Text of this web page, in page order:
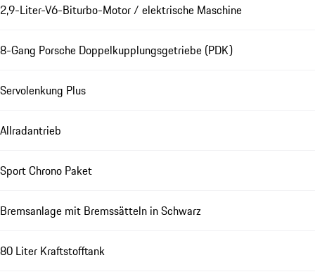
2,9-Liter-V6-Biturbo-Motor / elektrische Maschine
8-Gang Porsche Doppelkupplungsgetriebe (PDK)
Servolenkung Plus
Allradantrieb
Sport Chrono Paket
Bremsanlage mit Bremssätteln in Schwarz
80 Liter Kraftstofftank